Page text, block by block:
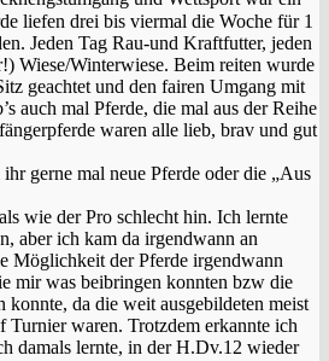
liefen drei bis viermal die Woche für 1
Jeden Tag Rau-und Kraftfutter, jeden
Wiese/Winterwiese. Beim reiten wurde
geachtet und den fairen Umgang mit
auch mal Pferde, die mal aus der Reihe
waren alle lieb, brav und gut
gerne mal neue Pferde oder die „Aus
wie der Pro schlecht hin. Ich lernte
aber ich kam da irgendwann an
Möglichkeit der Pferde irgendwann
mir was beibringen konnten bzw die
konnte, da die weit ausgebildeten meist
Turnier waren. Trotzdem erkannte ich
damals lernte, in der H.Dv.12 wieder